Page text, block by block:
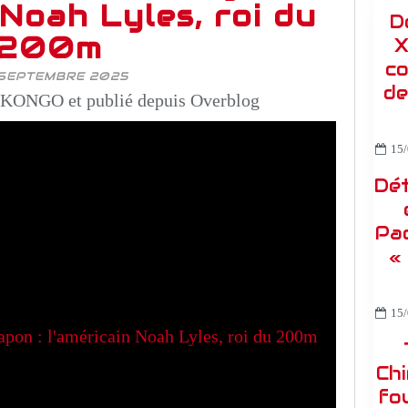
Lyles, roi du
2025
et publié depuis Overblog
«